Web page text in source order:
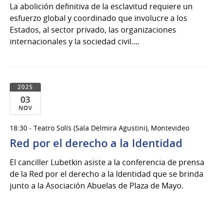
La abolición definitiva de la esclavitud requiere un
esfuerzo global y coordinado que involucre a los
Estados, al sector privado, las organizaciones
internacionales y la sociedad civil....
2025
03
NOV
de
Nov
2025
18:30 - Teatro Solís (Sala Delmira Agustini), Montevideo
Red por el derecho a la Identidad
El canciller Lubetkin asiste a la conferencia de prensa
de la Red por el derecho a la Identidad que se brinda
junto a la Asociación Abuelas de Plaza de Mayo.